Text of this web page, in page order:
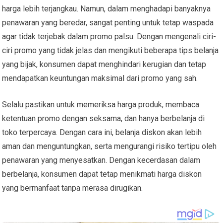
harga lebih terjangkau. Namun, dalam menghadapi banyaknya
penawaran yang beredar, sangat penting untuk tetap waspada
agar tidak terjebak dalam promo palsu. Dengan mengenali ciri-
ciri promo yang tidak jelas dan mengikuti beberapa tips belanja
yang bijak, konsumen dapat menghindari kerugian dan tetap
mendapatkan keuntungan maksimal dari promo yang sah.
Selalu pastikan untuk memeriksa harga produk, membaca
ketentuan promo dengan seksama, dan hanya berbelanja di
toko terpercaya. Dengan cara ini, belanja diskon akan lebih
aman dan menguntungkan, serta mengurangi risiko tertipu oleh
penawaran yang menyesatkan. Dengan kecerdasan dalam
berbelanja, konsumen dapat tetap menikmati harga diskon
yang bermanfaat tanpa merasa dirugikan.